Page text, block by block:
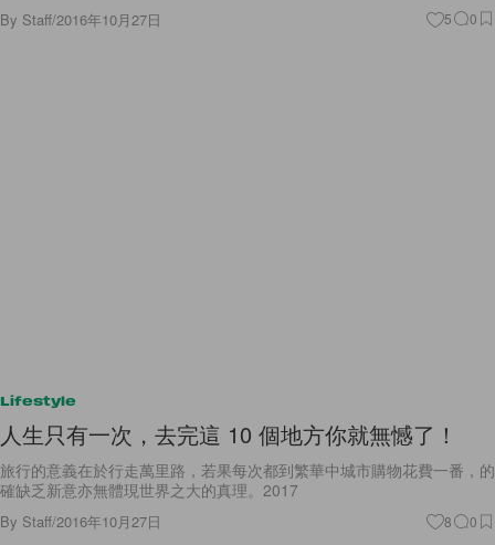
By Staff/2016年10月27日 5 0
Lifestyle
人生只有一次，去完這 10 個地方你就無憾了！
旅行的意義在於行走萬里路，若果每次都到繁華中城市購物花費一番，的
確缺乏新意亦無體現世界之大的真理。2017
By Staff/2016年10月27日 8 0